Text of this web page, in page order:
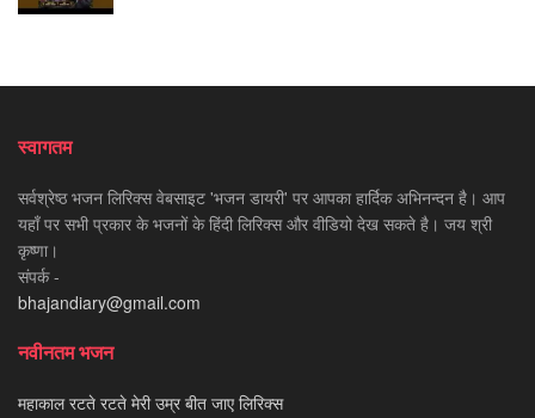
स्वागतम
सर्वश्रेष्ठ भजन लिरिक्स वेबसाइट 'भजन डायरी' पर आपका हार्दिक अभिनन्दन है। आप
यहाँ पर सभी प्रकार के भजनों के हिंदी लिरिक्स और वीडियो देख सकते है। जय श्री
कृष्णा।
संपर्क -
bhajandiary@gmail.com
नवीनतम भजन
महाकाल रटते रटते मेरी उम्र बीत जाए लिरिक्स